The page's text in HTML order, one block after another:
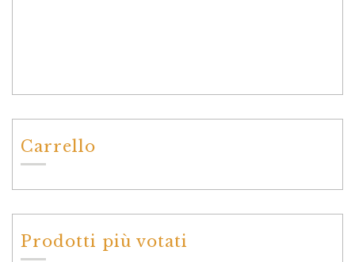
Carrello
Prodotti più votati